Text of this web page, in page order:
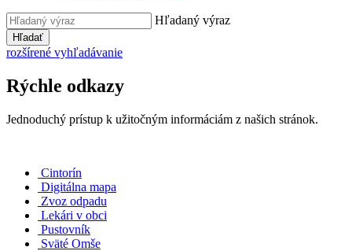
Hľadaný výraz
Hľadať
rozšírené vyhľadávanie
Rýchle odkazy
Jednoduchý prístup k užitočným informáciám z našich stránok.
Cintorín
Digitálna mapa
Zvoz odpadu
Lekári v obci
Pustovník
Sväté Omše